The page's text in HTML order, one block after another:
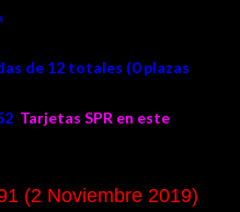
de 12 totales (0 plazas
Tarjetas SPR en este
(2 Noviembre 2019)